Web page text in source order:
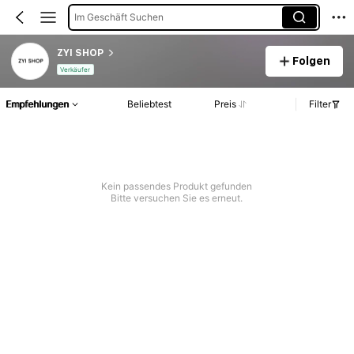
Im Geschäft Suchen
ZYI SHOP
Verkäufer
Folgen
Empfehlungen Beliebtest Preis Filter
Kein passendes Produkt gefunden
Bitte versuchen Sie es erneut.